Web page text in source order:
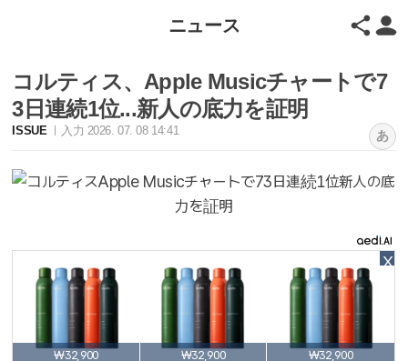
ニュース
コルティス、Apple Musicチャートで7
3日連続1位...新人の底力を証明
ISSUE 入力 2026. 07. 08 14:41 あ
X
₩32,900 ₩32,900 ₩32,900